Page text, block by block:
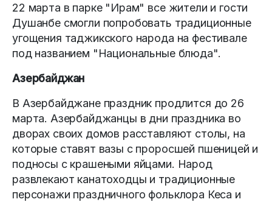
22 марта в парке "Ирам" все жители и гости
Душанбе смогли попробовать традиционные
угощения таджикского народа на фестивале
под названием "Национальные блюда".
Азербайджан
В Азербайджане праздник продлится до 26
марта. Азербайджанцы в дни праздника во
дворах своих домов расставляют столы, на
которые ставят вазы с проросшей пшеницей и
подносы с крашеными яйцами. Народ
развлекают канатоходцы и традиционные
персонажи праздничного фольклора Кеса и